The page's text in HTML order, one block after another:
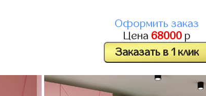
Оформить заказ
Цена 68000 р
Заказать в 1 клик